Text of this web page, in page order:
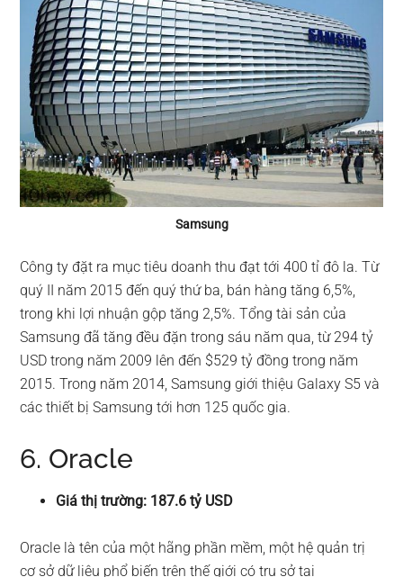
Samsung
Công ty đặt ra mục tiêu doanh thu đạt tới 400 tỉ đô la. Từ
quý II năm 2015 đến quý thứ ba, bán hàng tăng 6,5%,
trong khi lợi nhuận gộp tăng 2,5%. Tổng tài sản của
Samsung đã tăng đều đặn trong sáu năm qua, từ 294 tỷ
USD trong năm 2009 lên đến $529 tỷ đồng trong năm
2015. Trong năm 2014, Samsung giới thiệu Galaxy S5 và
các thiết bị Samsung tới hơn 125 quốc gia.
6. Oracle
Giá thị trường: 187.6 tỷ USD
Oracle là tên của một hãng phần mềm, một hệ quản trị
cơ sở dữ liệu phổ biến trên thế giới có trụ sở tại